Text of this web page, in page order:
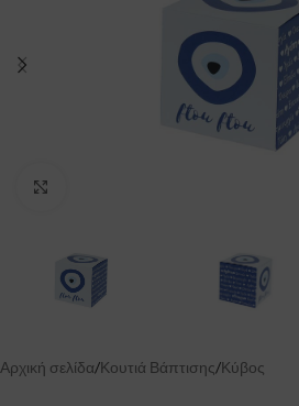
Αρχική σελίδα/Κουτιά Βάπτισης/Κύβος